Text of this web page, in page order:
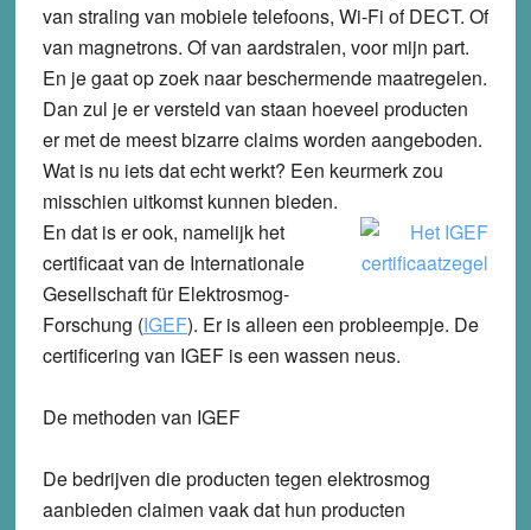
van straling van mobiele telefoons, Wi-Fi of DECT. Of
van magnetrons. Of van aardstralen, voor mijn part.
En je gaat op zoek naar beschermende maatregelen.
Dan zul je er versteld van staan hoeveel producten
er met de meest bizarre claims worden aangeboden.
Wat is nu iets dat echt werkt? Een keurmerk zou
misschien uitkomst kunnen bieden.
En dat is er ook, namelijk het
certificaat van de Internationale
Gesellschaft für Elektrosmog-
Forschung (IGEF). Er is alleen een probleempje. De
certificering van IGEF is een wassen neus.
De methoden van IGEF
De bedrijven die producten tegen elektrosmog
aanbieden claimen vaak dat hun producten